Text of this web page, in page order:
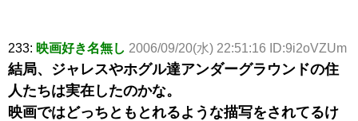
233: 映画好き名無し 2006/09/20(水) 22:51:16 ID:9i2oVZUm
結局、ジャレスやホグル達アンダーグラウンドの住
人たちは実在したのかな。
映画ではどっちともとれるような描写をされてるけ